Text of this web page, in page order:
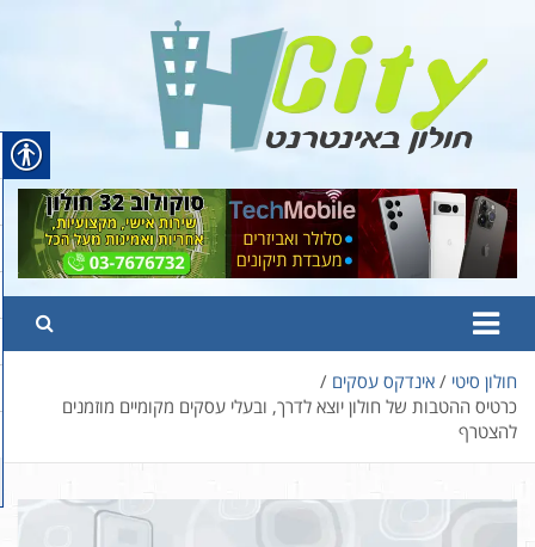
content
Hcity – חולון באינטרנט
פורטל החדשות והמידע של חולון
חולון סיטי
אינדקס עסקים
כרטיס ההטבות של חולון יוצא לדרך, ובעלי עסקים מקומיים מוזמנים
להצטרף